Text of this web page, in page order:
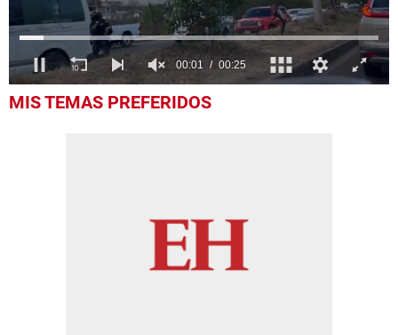
seconds
MIS TEMAS PREFERIDOS